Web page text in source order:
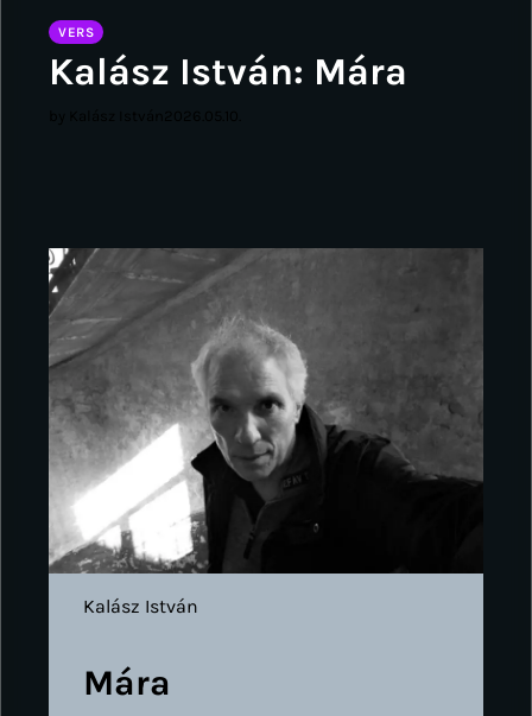
VERS
Kalász István: Mára
Kalász István
Mára